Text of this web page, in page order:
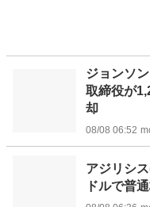
ジョンソ
取締役が
却
08/08 06:52
アジリシ
ドルで普